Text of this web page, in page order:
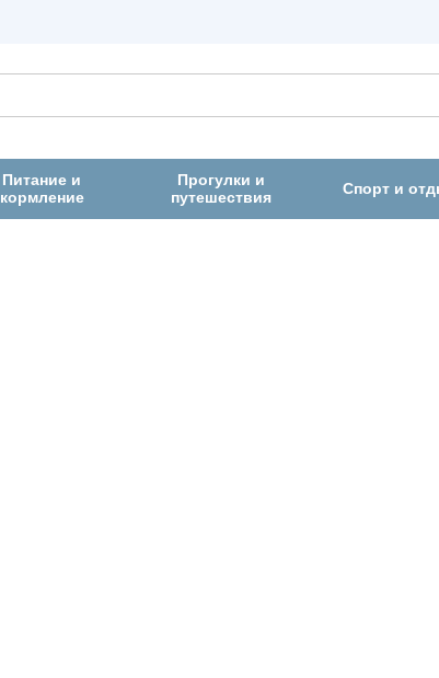
Питание и
кормление
Прогулки и
путешествия
Спорт и